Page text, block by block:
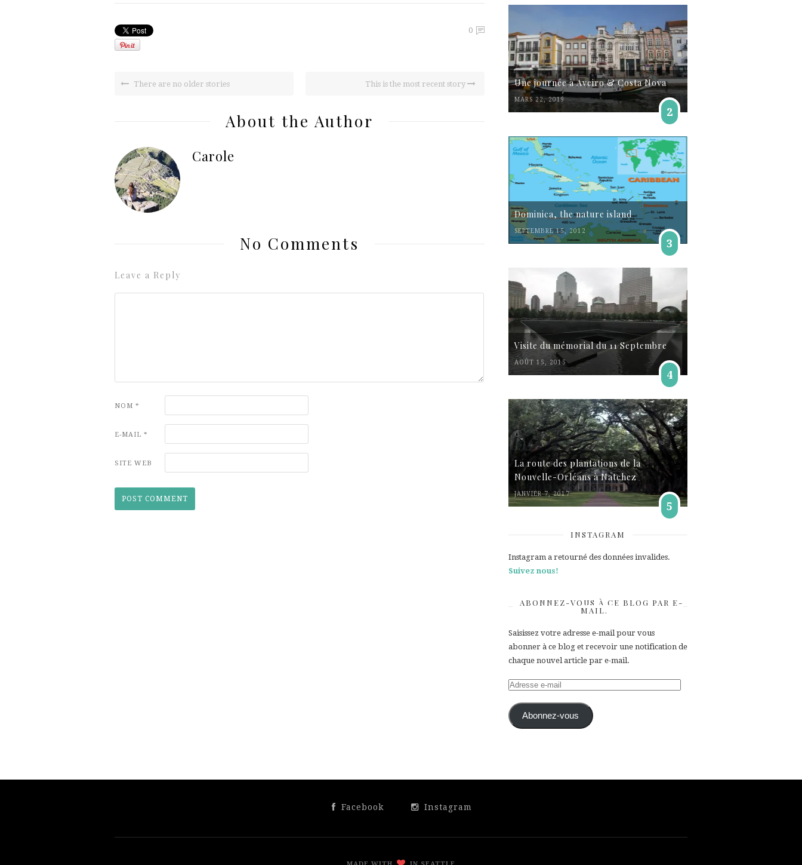
0
There are no older stories This is the most recent story
About the Author
Carole
No Comments
Leave a Reply
NOM *
E-MAIL *
SITE WEB
Une journée à Aveiro & Costa Nova
MARS 22, 2019
2
Dominica, the nature island
SEPTEMBRE 15, 2012
3
Visite du mémorial du 11 Septembre
AOÛT 15, 2015
4
La route des plantations de la
Nouvelle-Orléans à Natchez
JANVIER 7, 2017
5
INSTAGRAM
Instagram a retourné des données invalides.
Suivez nous!
ABONNEZ-VOUS À CE BLOG PAR E-
MAIL.
Saisissez votre adresse e-mail pour vous
abonner à ce blog et recevoir une notification de
chaque nouvel article par e-mail.
Adresse
mail Abonnez-vous
Facebook Instagram